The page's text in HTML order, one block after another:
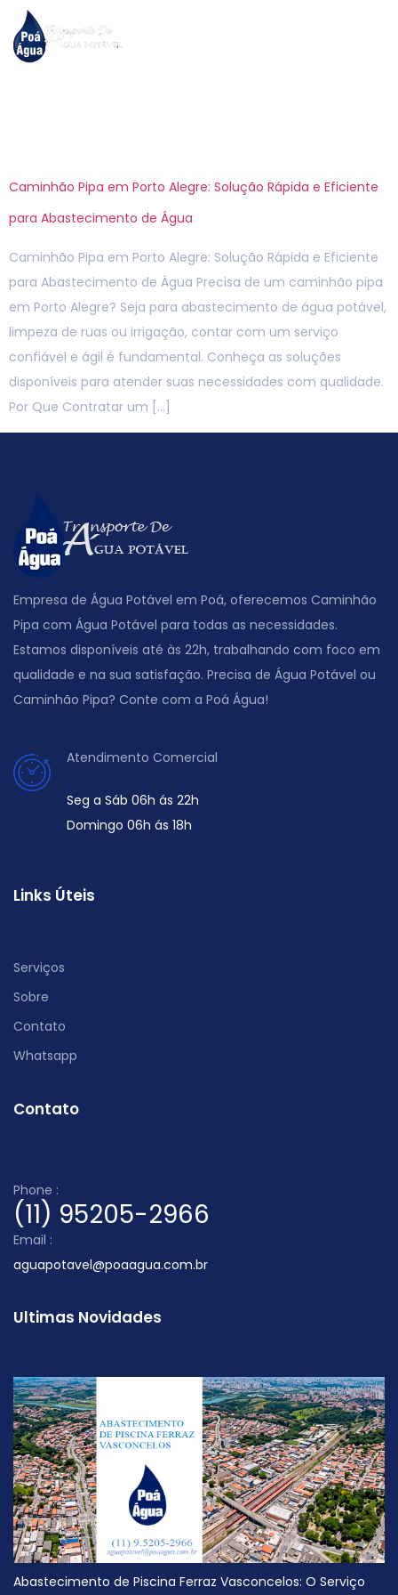
Caminhão Pipa em Porto Alegre: Solução Rápida e Eficiente
para Abastecimento de Água
Caminhão Pipa em Porto Alegre: Solução Rápida e Eficiente
para Abastecimento de Água Precisa de um caminhão pipa
em Porto Alegre? Seja para abastecimento de água potável,
limpeza de ruas ou irrigação, contar com um serviço
confiável e ágil é fundamental. Conheça as soluções
disponíveis para atender suas necessidades com qualidade.
Por Que Contratar um […]
Empresa de Água Potável em Poá, oferecemos Caminhão
Pipa com Água Potável para todas as necessidades.
Estamos disponíveis até às 22h, trabalhando com foco em
qualidade e na sua satisfação. Precisa de Água Potável ou
Caminhão Pipa? Conte com a Poá Água!
Atendimento Comercial
Seg a Sáb 06h ás 22h
Domingo 06h ás 18h
Links Úteis
Serviços
Sobre
Contato
Whatsapp
Contato
Phone :
(11) 95205-2966
Email :
aguapotavel@poaagua.com.br
Ultimas Novidades
Abastecimento de Piscina Ferraz Vasconcelos: O Serviço